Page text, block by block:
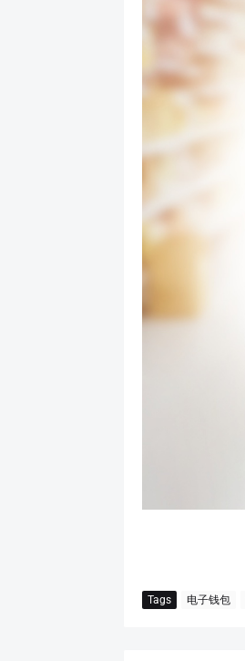
Tags 电子钱包